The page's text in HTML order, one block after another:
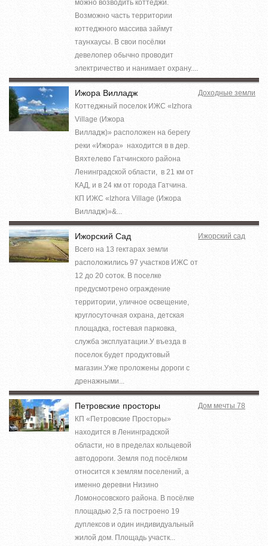
можно возводить коттеджи.
Возможно часть территории
коттеджного массива займут
таунхаусы. В свои посёлки
девелопер обычно проводит
электричество и нанимает охрану....
Ижора Вилладж
Коттеджный поселок ИЖС «Izhora
Village (Ижора
Вилладж)» расположен на берегу
реки «Ижора» находится в в дер.
Вяхтелево Гатчинского района
Ленинградской области, в 21 км от
КАД, и в 24 км от города Гатчина.
КП ИЖС «Izhora Village (Ижора
Вилладж)»&...
Доходные земли
Ижорский Сад
Всего на 13 гектарах земли
расположились 97 участков ИЖС от
12 до 20 соток. В поселке
предусмотрено ограждение
территории, уличное освещение,
круглосуточная охрана, детская
площадка, гостевая парковка,
служба эксплуатации.У въезда в
поселок будет продуктовый
магазин.Уже проложены дороги с
дренажными...
Ижорский сад
Петровские просторы
КП «Петровские Просторы»
находится в Ленинградской
области, но в пределах кольцевой
автодороги. Земля под посёлком
относится к землям поселений, а
именно деревни Низино
Ломоносовского района. В посёлке
площадью 2,5 га построено 19
дуплексов и один индивидуальный
жилой дом. Площадь участк...
Дом мечты 78